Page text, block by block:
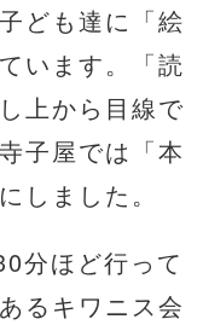
ども達に「絵
います。「読
上から目線で
子屋では「本
しました。
分ほど行って
るキワニス会